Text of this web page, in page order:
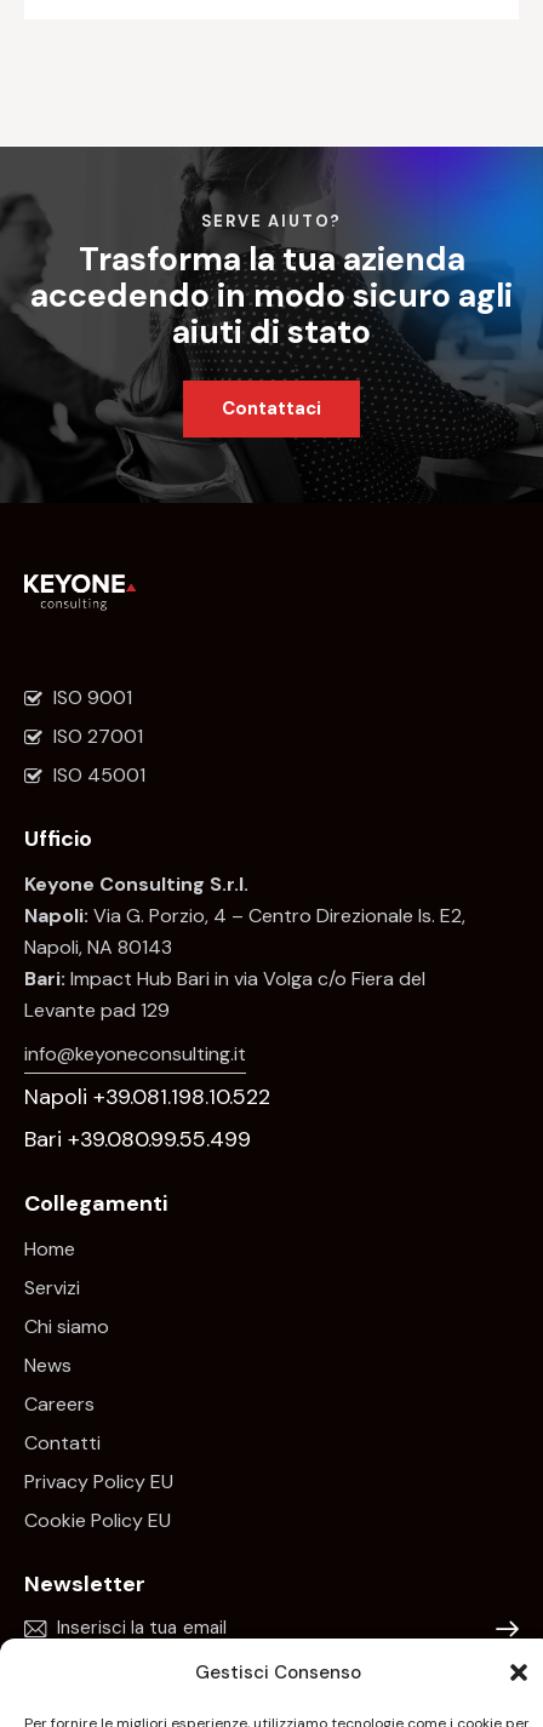
Gestisci Consenso
SERVE AIUTO?
Trasforma la tua azienda
accedendo in modo sicuro agli
aiuti di stato
Contattaci
ISO 9001
ISO 27001
ISO 45001
Ufficio
Keyone Consulting S.r.l.
Napoli: Via G. Porzio, 4 – Centro Direzionale Is. E2,
Napoli, NA 80143
Bari: Impact Hub Bari in via Volga c/o Fiera del
Levante pad 129
info@keyoneconsulting.it
Napoli +39.081.198.10.522
Bari +39.080.99.55.499
Collegamenti
Home
Servizi
Chi siamo
News
Careers
Contatti
Privacy Policy EU
Cookie Policy EU
Newsletter
Acconsento all’uso dei miei dati personali per essere